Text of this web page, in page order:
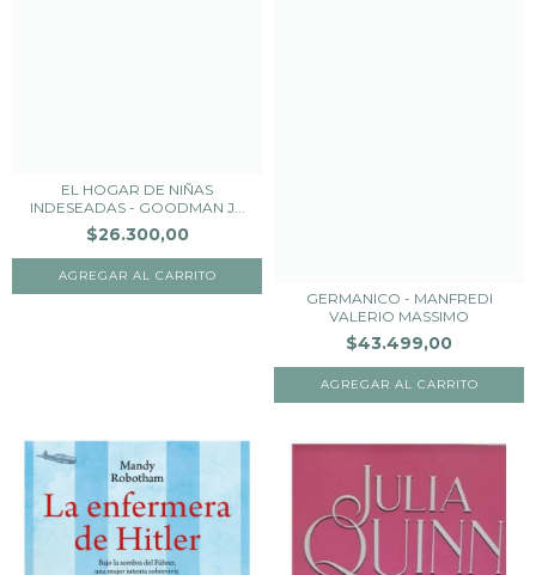
EL HOGAR DE NIÑAS
INDESEADAS - GOODMAN J...
$26.300,00
GERMANICO - MANFREDI
VALERIO MASSIMO
$43.499,00